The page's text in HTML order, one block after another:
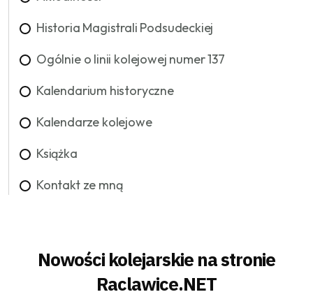
Historia Magistrali Podsudeckiej
Ogólnie o linii kolejowej numer 137
Kalendarium historyczne
Kalendarze kolejowe
Książka
Kontakt ze mną
Nowości kolejarskie na stronie
Raclawice.NET